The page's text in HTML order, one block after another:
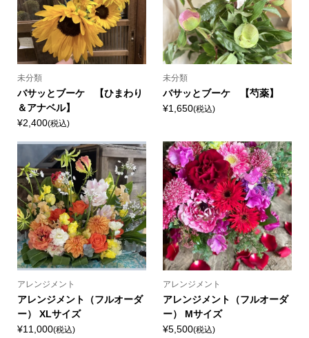
未分類
バサッとブーケ 【ひまわり
＆アナベル】
¥2,400(税込)
未分類
バサッとブーケ 【芍薬】
¥1,650(税込)
アレンジメント
アレンジメント（フルオーダ
ー） XLサイズ
¥11,000(税込)
アレンジメント
アレンジメント（フルオーダ
ー） Mサイズ
¥5,500(税込)